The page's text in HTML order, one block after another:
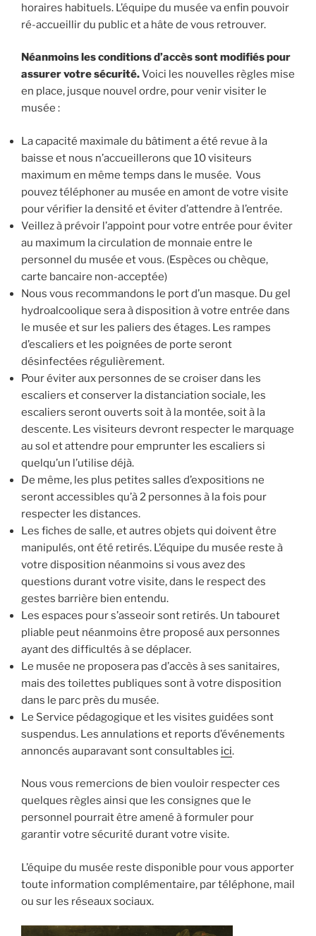
horaires habituels. L’équipe du musée va enfin pouvoir
ré-accueillir du public et a hâte de vous retrouver.
Néanmoins les conditions d’accès sont modifiés pour
assurer votre sécurité.Voici les nouvelles règles mise
en place, jusque nouvel ordre, pour venir visiter le
musée :
La capacité maximale du bâtiment a été revue à la
baisse et nous n’accueillerons que 10 visiteurs
maximum en même temps dans le musée. Vous
pouvez téléphoner au musée en amont de votre visite
pour vérifier la densité et éviter d’attendre à l’entrée.
Veillez à prévoir l’appoint pour votre entrée pour éviter
au maximum la circulation de monnaie entre le
personnel du musée et vous. (Espèces ou chèque,
carte bancaire non-acceptée)
Nous vous recommandons le port d’un masque. Du gel
hydroalcoolique sera à disposition à votre entrée dans
le musée et sur les paliers des étages. Les rampes
d’escaliers et les poignées de porte seront
désinfectées régulièrement.
Pour éviter aux personnes de se croiser dans les
escaliers et conserver la distanciation sociale, les
escaliers seront ouverts soit à la montée, soit à la
descente. Les visiteurs devront respecter le marquage
au sol et attendre pour emprunter les escaliers si
quelqu’un l’utilise déjà.
De même, les plus petites salles d’expositions ne
seront accessibles qu’à 2 personnes à la fois pour
respecter les distances.
Les fiches de salle, et autres objets qui doivent être
manipulés, ont été retirés. L’équipe du musée reste à
votre disposition néanmoins si vous avez des
questions durant votre visite, dans le respect des
gestes barrière bien entendu.
Les espaces pour s’asseoir sont retirés. Un tabouret
pliable peut néanmoins être proposé aux personnes
ayant des difficultés à se déplacer.
Le musée ne proposera pas d’accès à ses sanitaires,
mais des toilettes publiques sont à votre disposition
dans le parc près du musée.
Le Service pédagogique et les visites guidées sont
suspendus. Les annulations et reports d’événements
annoncés auparavant sont consultables ici.
Nous vous remercions de bien vouloir respecter ces
quelques règles ainsi que les consignes que le
personnel pourrait être amené à formuler pour
garantir votre sécurité durant votre visite.
L’équipe du musée reste disponible pour vous apporter
toute information complémentaire, par téléphone, mail
ou sur les réseaux sociaux.